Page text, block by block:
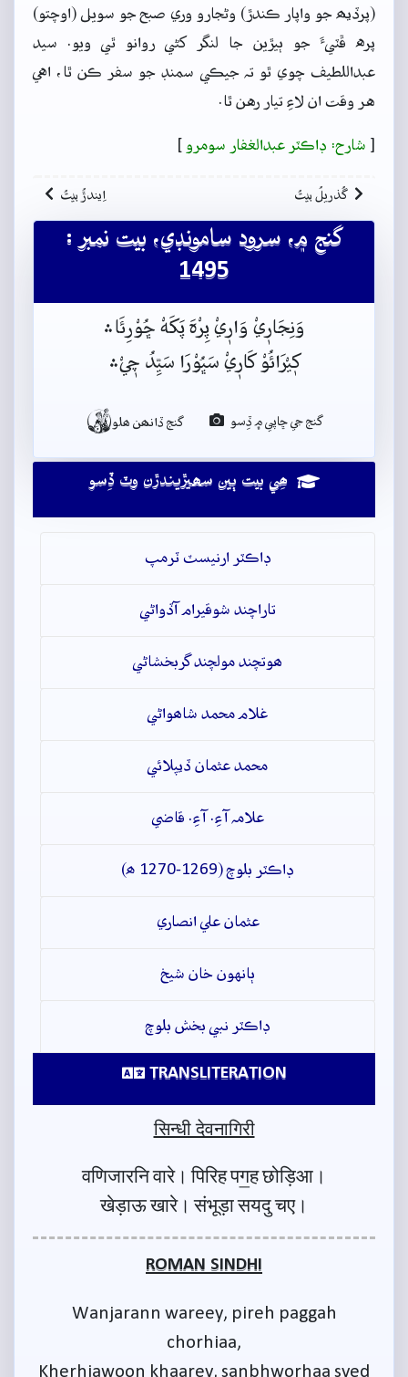
(پرڏيھ جو واپار ڪندڙ) وڻجارو وري صبح جو سويل (اوچتو)
پره ڦٽيءَ جو ٻيڙين جا لنگر کڻي روانو ٿي ويو. سيد
عبداللطيف چوي ٿو تہ جيڪي سمنڊ جو سفر ڪن ٿا، اهي
هر وقت ان لاءِ تيار رهن ٿا.
[ شارح: ڊاڪٽر عبدالغفار سومرو ]
گُذريلُ بيتُ اِيندڙُ بيتُ
گنج ۾، سرود سامونڊي، بيت نمبر :
1495
وَنِجَارٖيْ وَارٖيْ پِرْہَ پَکَهْ ڇُوْرِئَا﮶
کٖيْرَائُوْ کَارٖيْ سَڀُوْرَا سَيِّدُ چٖيْ﮶
گنج جي ڇاپي ۾ ڏِسو گنج ڏانھن ھلو
ھِي بيت ٻين سھيڙيندڙن وٽ ڏِسو
ڊاڪٽر ارنيسٽ ٽرمپ
تاراچند شوقيرام آڏواڻي
ھوتچند مولچند گربخشاڻي
غلام محمد شاھواڻي
محمد عثمان ڏيپلائي
علامہ آءِ. آءِ. قاضي
ڊاڪٽر بلوچ (1269-1270 ھ)
عثمان علي انصاري
ٻانهون خان شيخ
ڊاڪٽر نبي بخش بلوچ
TRANSLITERATION
सिन्धी देवनागिरी
वणिजारनि वारे। पिरिह पग॒ह छोड़िआ।
खेड़ाऊ खारे। संभूड़ा सयदु चए।
ROMAN SINDHI
Wanjarann wareey, pireh paggah
chorhiaa,
Kherhiawoon khaarey, sanbhworhaa syed